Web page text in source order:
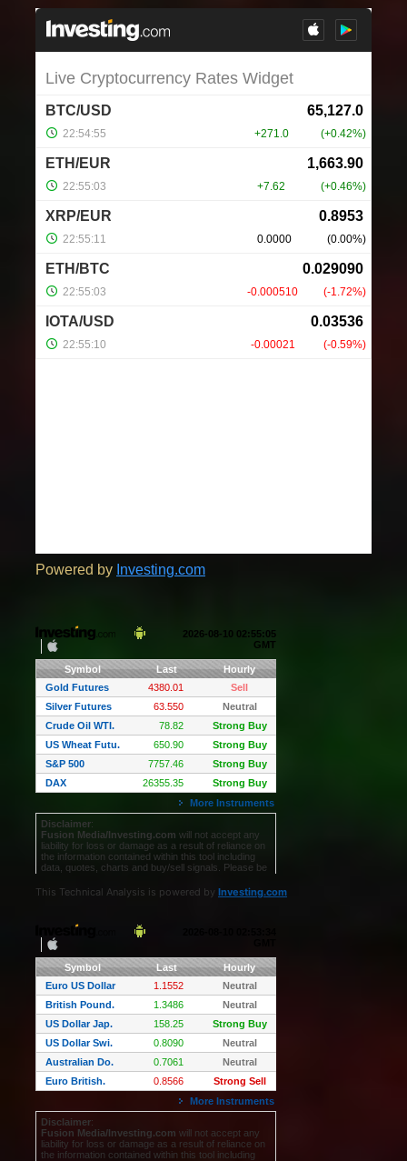
Powered by Investing.com
This Technical Analysis is powered by Investing.com